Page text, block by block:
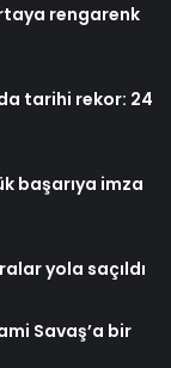
rengarenk
tarihi rekor: 24
başarıya imza
yola saçıldı
Savaş’a bir